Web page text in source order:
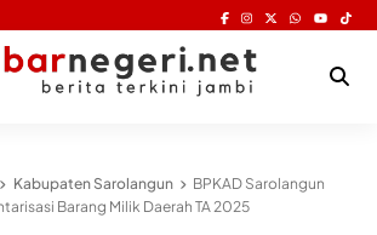
Kabupaten Sarolangun
BPKAD Sarolangun
Barang Milik Daerah TA 2025